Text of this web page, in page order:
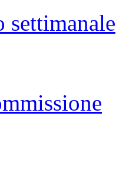
settimanale